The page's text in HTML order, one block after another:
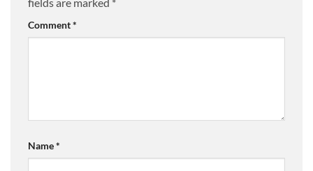
Comment*
Name*